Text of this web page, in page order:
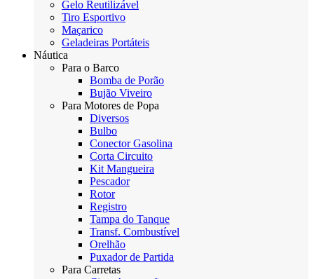
Gelo Reutilizável
Tiro Esportivo
Maçarico
Geladeiras Portáteis
Náutica
Para o Barco
Bomba de Porão
Bujão Viveiro
Para Motores de Popa
Diversos
Bulbo
Conector Gasolina
Corta Circuito
Kit Mangueira
Pescador
Rotor
Registro
Tampa do Tanque
Transf. Combustível
Orelhão
Puxador de Partida
Para Carretas